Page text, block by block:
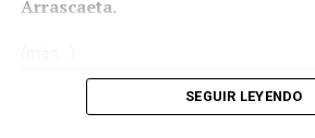
Arrascaeta.
SEGUIR LEYENDO